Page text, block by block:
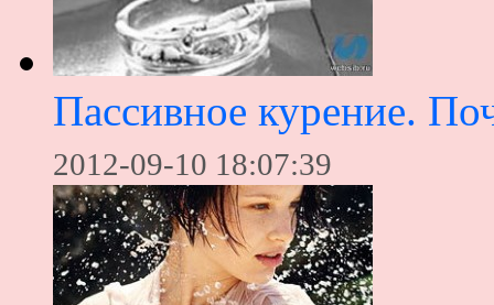
Пассивное курение.
2012-09-10 18:07:39